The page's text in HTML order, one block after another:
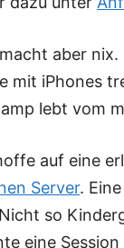
aber
mit iPhones
lebt vom
auf eine
Server.
so
eine